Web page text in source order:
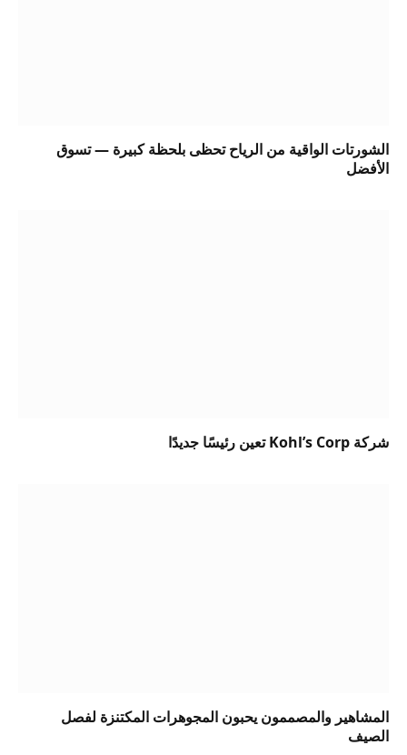
الشورتات الواقية من الرياح تحظى بلحظة كبيرة — تسوق
الأفضل
شركة Kohl’s Corp تعين رئيسًا جديدًا
المشاهير والمصممون يحبون المجوهرات المكتنزة لفصل
الصيف